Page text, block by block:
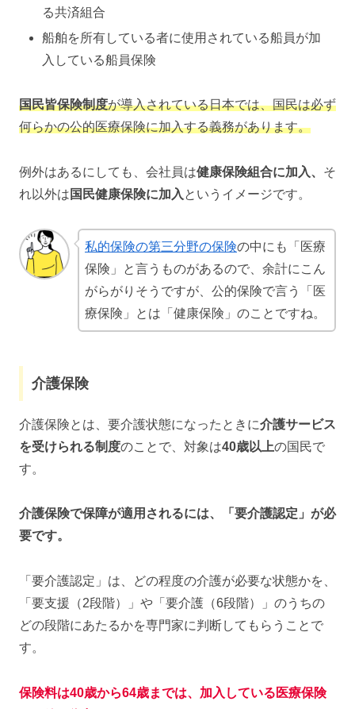
る共済組合
船舶を所有している者に使用されている船員が加
入している船員保険
国民皆保険制度が導入されている日本では、国民は必ず
何らかの公的医療保険に加入する義務があります。
例外はあるにしても、会社員は健康保険組合に加入、 そ
れ以外は 国民健康保険に加入 というイメージです。
私的保険の第三分野の保険の中にも「医療
保険」と言うものがあるので、余計にこん
がらがりそうですが、公的保険で言う「医
療保険」とは「健康保険」のことですね。
介護保険
介護保険とは、要介護状態になったときに介護サービス
を受けられる制度のことで、対象は40歳以上の国民で
す。
介護保険で保障が適用されるには、「要介護認定」が必
要です。
「要介護認定」は、どの程度の介護が必要な状態かを、
「要支援（2段階）」や「要介護（6段階）」のうちの
どの段階にあたるかを専門家に判断してもらうことで
す。
保険料は40歳から64歳までは、加入している医療保険